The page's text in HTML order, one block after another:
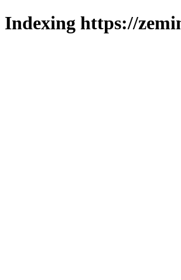
Indexing https://